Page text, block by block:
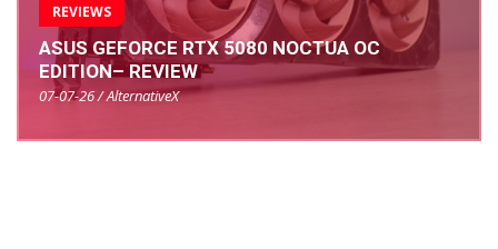
REVIEWS
ASUS GEFORCE RTX 5080 NOCTUA OC
EDITION– REVIEW
07-07-26 / AlternativeX